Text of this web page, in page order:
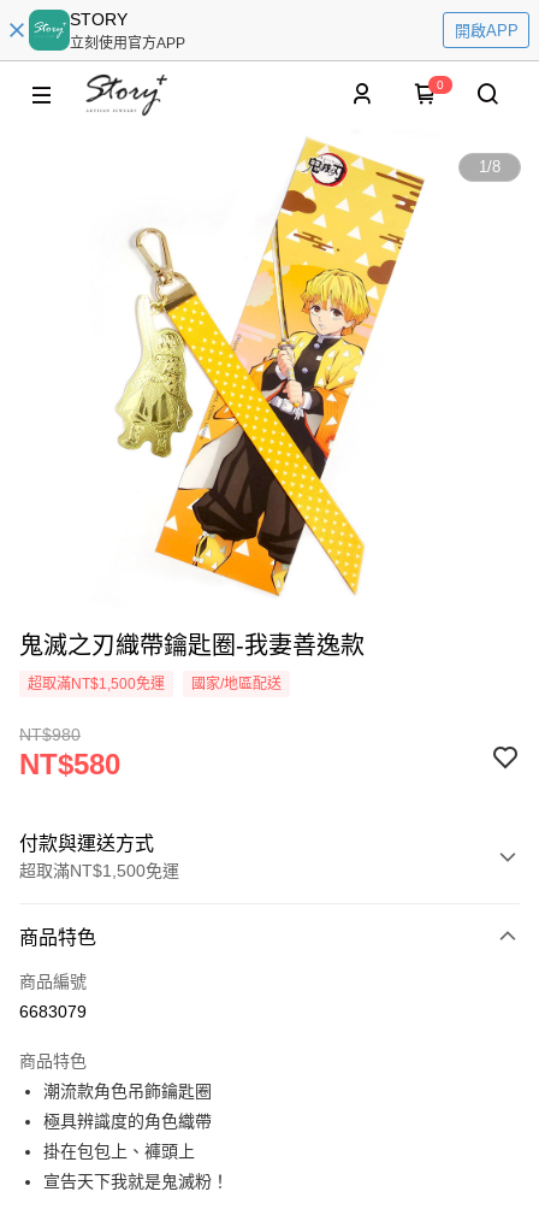
STORY
立刻使用官方APP
開啟APP
0
1/8
鬼滅之刃織帶鑰匙圈-我妻善逸款
超取滿NT$1,500免運 國家/地區配送
NT$980
NT$580
付款與運送方式
超取滿NT$1,500免運
信用卡一次付款
信用卡分期付款
合作金庫商業銀行
華南商業銀行
上海商業儲蓄銀行
國泰世華商業銀行
臺灣中小企業銀行
6 期 0 利率 每期
華南商業銀行
上海商業儲蓄銀行
國泰世華商業銀行
超商取貨付款
LINE Pay
商品特色
商品編號
6683079
商品特色
潮流款角色吊飾鑰匙圈
極具辨識度的角色織帶
掛在包包上、褲頭上
宣告天下我就是鬼滅粉！